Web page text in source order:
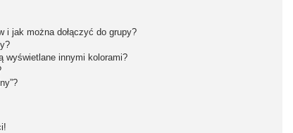
i jak można dołączyć do grupy?
wyświetlane innymi kolorami?